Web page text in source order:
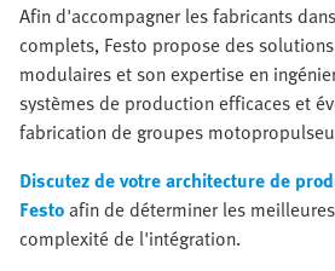
Afin d'accompagner les fabricants
complets, Festo propose des
modulaires et son expertise en
systèmes de production efficaces et
fabrication de groupes
Discutez de votre architecture de
Festoafin de déterminer les
complexité de l'intégration.